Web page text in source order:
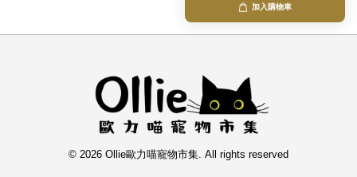
加入購物車
© 2026 Ollie歐力喵寵物市集. All rights reserved